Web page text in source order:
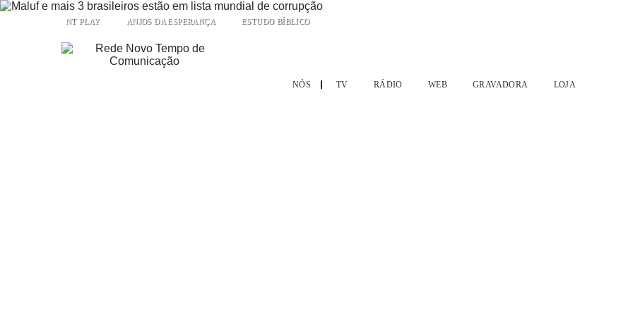
NÓS TV RÁDIO WEB
NT PLAY ANJOS DA ESPERANÇA ESTUDO BÍBLICO
GRAVADORA LOJA